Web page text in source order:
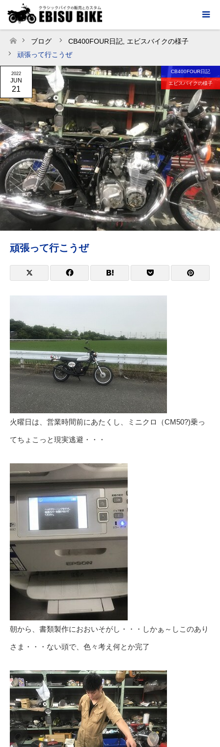
ホーム
ブログ CB400FOUR日記 エビスバイクの様子
頑張って行こうぜ
2022
JUN
21
CB400FOUR日記
エビスバイクの様子
頑張って行こうぜ
火曜日は、営業時間前にあたくし、ミニクロ（CM50?)乗っ
てちょこっと現実逃避・・・
朝から、書類製作におおいそがし・・・しかぁ～しこのあり
さま・・・ない頭で、色々考え何とか完了